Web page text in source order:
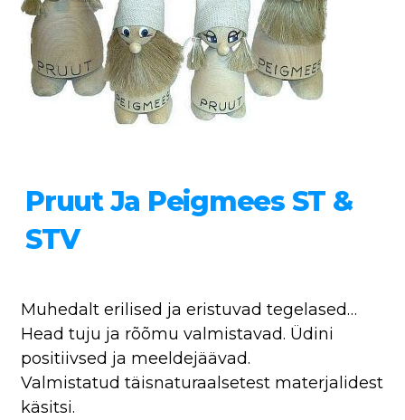
Pruut Ja Peigmees ST &
STV
Muhedalt erilised ja eristuvad tegelased…
Head tuju ja rõõmu valmistavad. Üdini
positiivsed ja meeldejäävad.
Valmistatud täisnaturaalsetest materjalidest
käsitsi.